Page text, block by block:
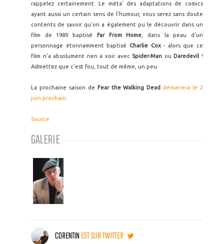
rappelez certainement. Le méta' des adaptations de comics
ayant aussi un certain sens de l'humour, vous serez sans doute
contents de savoir qu'on a également pu le découvrir dans un
film de 1989 baptisé Far From Home , dans la peau d'un
personnage étonnamment baptisé Charlie Cox- alors que ce
film n'a absolument rien à voir avec Spider-Man ou Daredevil!
Admettez que c'est fou, tout de même, un peu.
La prochaine saison de Fear the Walking Dead
démarrera le 2
juin prochain
Source
GALERIE
CORENTINEST SUR TWITTER